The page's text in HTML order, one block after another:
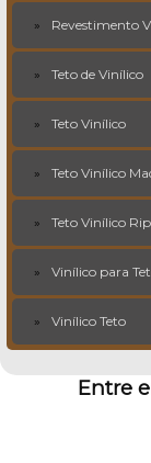
Revestimento
Teto de Vinílico
Teto Vinílico
Teto Vinílico
Teto Vinílico
Vinílico para
Vinílico Teto
Entre